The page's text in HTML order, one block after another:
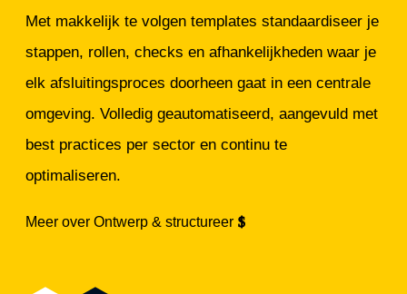
Met makkelijk te volgen templates standaardiseer je
stappen, rollen, checks en afhankelijkheden waar je
elk afsluitingsproces doorheen gaat in een centrale
omgeving. Volledig geautomatiseerd, aangevuld met
best practices per sector en continu te
optimaliseren.
Meer over Ontwerp & structureer